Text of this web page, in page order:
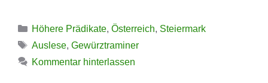
Kategorien
Höhere Prädikate, Österreich, Steiermark
Schlagwörter
Auslese, Gewürztraminer
Kommentar hinterlassen